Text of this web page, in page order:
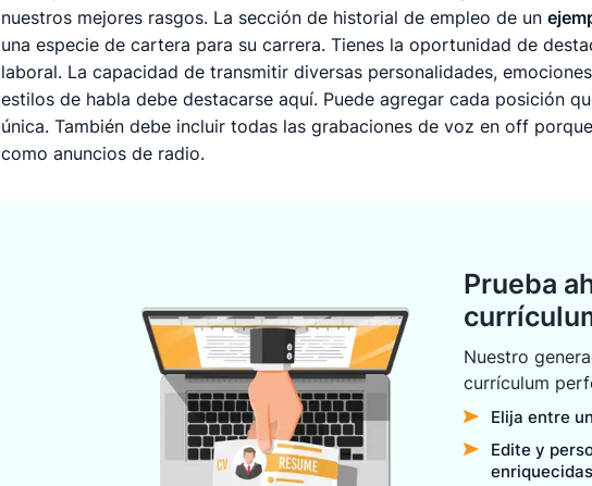
nuestros mejores rasgos. La sección de historial de empleo de un
una especie de cartera para su carrera. Tienes la oportunidad de
laboral. La capacidad de transmitir diversas personalidades,
estilos de habla debe destacarse aquí. Puede agregar cada posición
única. También debe incluir todas las grabaciones de voz en off
como anuncios de radio.
Prueba
Nuestro
currículum
Elija entre
Edite y
enriquecidas